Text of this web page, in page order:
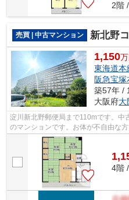
2階
売買 | 中古マンション 新北野
1,150
東海道本
阪急宝塚
築57年 /
大阪府大
淀川新北野郵便局まで110mです。中
のマンションです。お体が不自由な
昇り降りが安心です。駅から徒歩10
4階